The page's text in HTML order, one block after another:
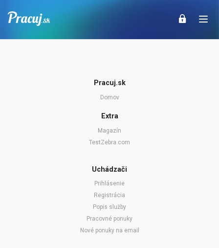
Pracuj.sk
Domov
Extra
Magazín
TestZebra.com
Uchádzači
Prihlásenie
Registrácia
Popis služby
Pracovné ponuky
Nové ponuky na email